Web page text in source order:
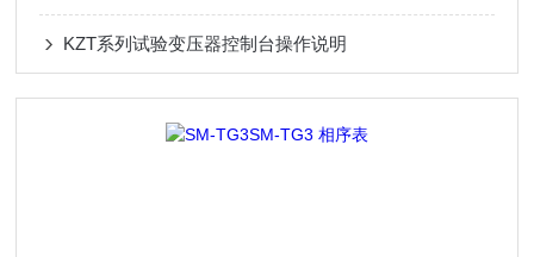
KZT系列试验变压器控制台操作说明